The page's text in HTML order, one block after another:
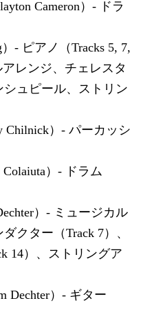
Cameron）- ドラ
- ピアノ（Tracks 5, 7,
レンジ、チェレスタ
シュピール、ストリン
Chilnick）- パーカッシ
）- ドラム
）- ミュージカル
クター（Track 7）、
14）、ストリングア
Dechter）- ギター